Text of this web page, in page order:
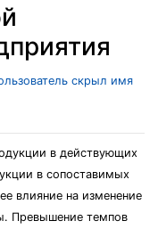
скрыл имя
в действующих
в сопоставимых
влияние на изменение
Превышение темпов